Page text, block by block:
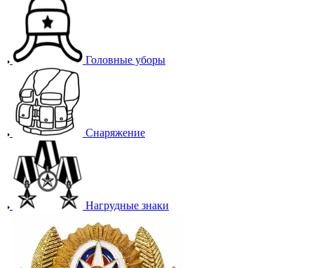
Головные уборы
Снаряжение
Нагрудные знаки